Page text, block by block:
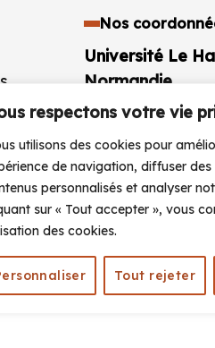
respectons votre vie
utilisons des cookies pour
de navigation, diffuser
personnalisés et analyser
sur « Tout accepter », vous
des cookies.
Tout rejeter
Nos
Université Le
Normandie
25 rue Philippe
France
+33 (0)2 32 74
CONTACTEZ-